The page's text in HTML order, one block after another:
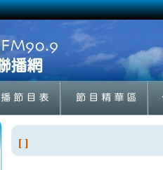
[ ]